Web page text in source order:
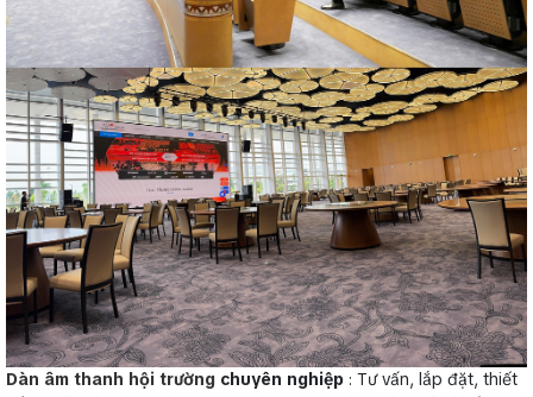
Dàn âm thanh hội trường chuyên nghiệp : Tư vấn, lắp đặt, thiết